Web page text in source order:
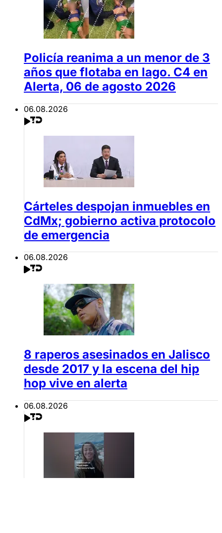
Policía reanima a un menor de 3
años que flotaba en lago. C4 en
Alerta, 06 de agosto 2026
06.08.2026
Cárteles despojan inmuebles en
CdMx; gobierno activa protocolo
de emergencia
06.08.2026
8 raperos asesinados en Jalisco
desde 2017 y la escena del hip
hop vive en alerta
06.08.2026